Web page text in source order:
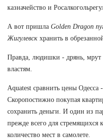
казначейство и
А вот пришла Golden Dragon
Жигулевск хранить в
Правда, людишки - дрянь, мрут
властям.
Aquatest сравнить цены Одесса
Скоропостижно покупая
сохранить деньги. И один из
прежде всего для стремящихся
количество мест в самолете.